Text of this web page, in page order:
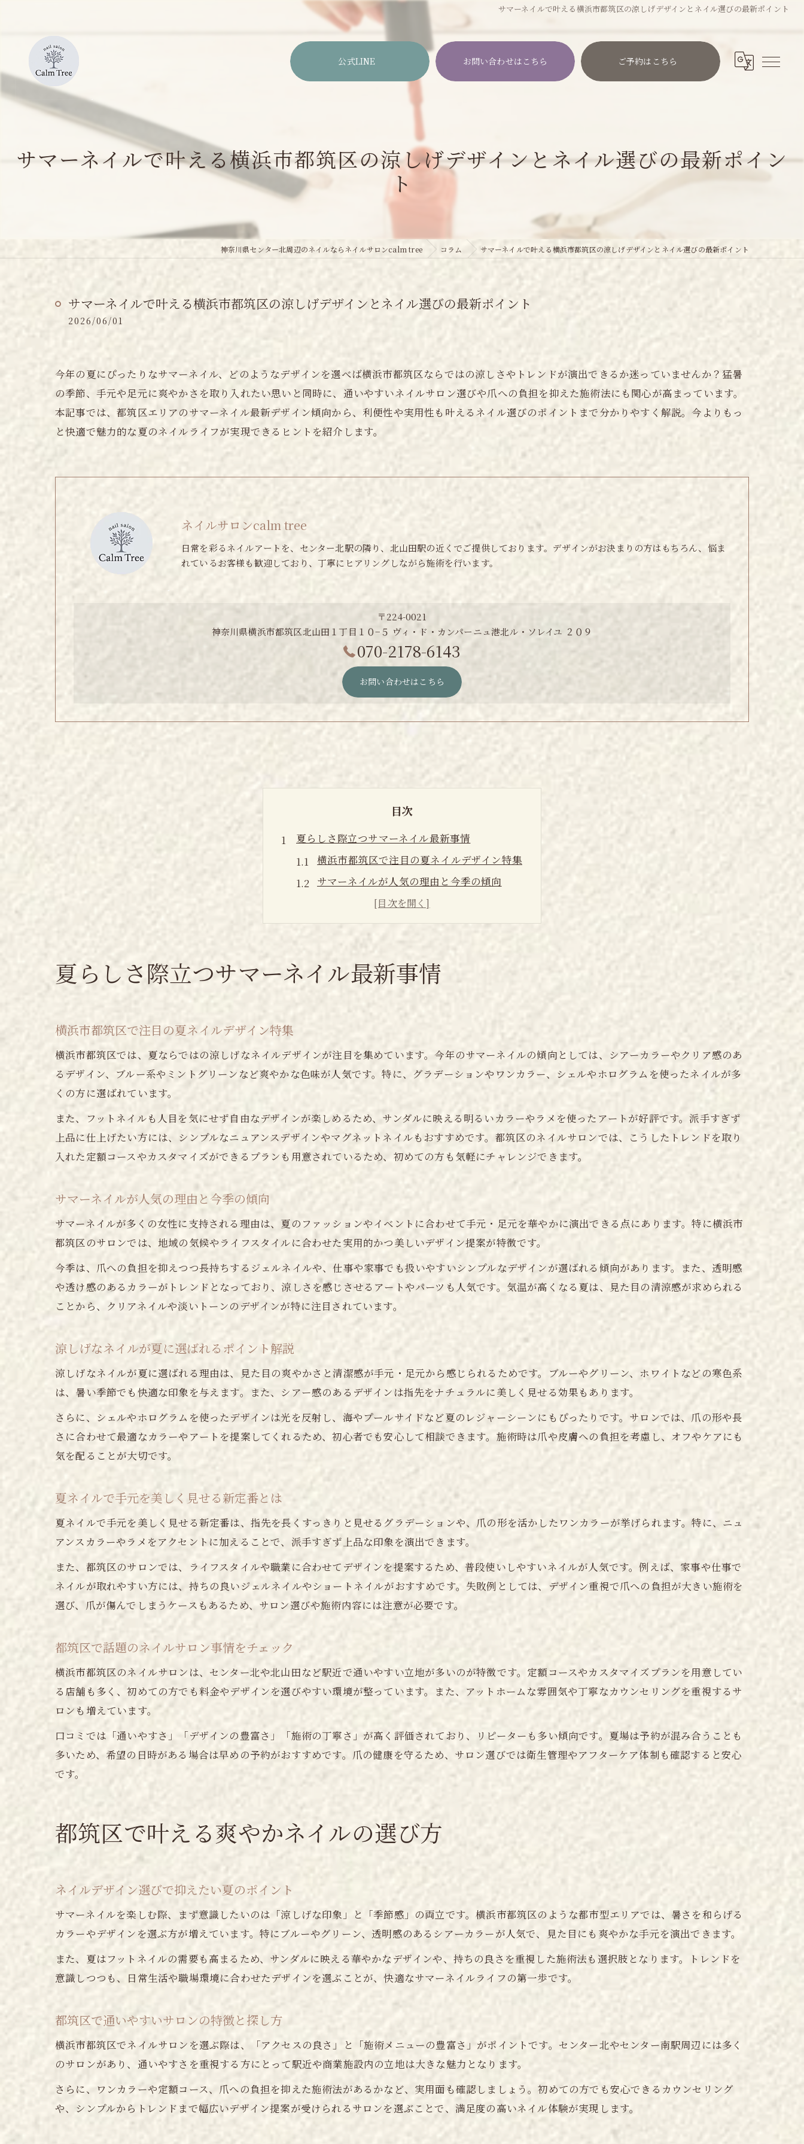
サマーネイルで叶える横浜市都筑区の涼しげデザインとネイル選びの最新ポイント
公式LINE お問い合わせはこちら ご予約はこちら
サマーネイルで叶える横浜市都筑区の涼しげデザインとネイル選びの最新ポイン
ト
神奈川県センター北周辺のネイルならネイルサロンcalm tree コラム サマーネイルで叶える横浜市都筑区の涼しげデザインとネイル選びの最新ポイント
サマーネイルで叶える横浜市都筑区の涼しげデザインとネイル選びの最新ポイント
2026/06/01
今年の夏にぴったりなサマーネイル、どのようなデザインを選べば横浜市都筑区ならではの涼しさやトレンドが演出できるか迷っていませんか？猛暑
の季節、手元や足元に爽やかさを取り入れたい思いと同時に、通いやすいネイルサロン選びや爪への負担を抑えた施術法にも関心が高まっています。
本記事では、都筑区エリアのサマーネイル最新デザイン傾向から、利便性や実用性も叶えるネイル選びのポイントまで分かりやすく解説。今よりもっ
と快適で魅力的な夏のネイルライフが実現できるヒントを紹介します。
ネイルサロンcalm tree
日常を彩るネイルアートを、センター北駅の隣り、北山田駅の近くでご提供しております。デザインがお決まりの方はもちろん、悩ま
れているお客様も歓迎しており、丁寧にヒアリングしながら施術を行います。
〒224-0021
神奈川県横浜市都筑区北山田１丁目１０−５ ヴィ・ド・カンパーニュ港北ル・ソレイユ ２０９
070-2178-6143
お問い合わせはこちら
目次
夏らしさ際立つサマーネイル最新事情
横浜市都筑区で注目の夏ネイルデザイン特集
サマーネイルが人気の理由と今季の傾向
涼しげなネイルが夏に選ばれるポイント解説
夏ネイルで手元を美しく見せる新定番とは
都筑区で話題のネイルサロン事情をチェック
都筑区で叶える爽やかネイルの選び方
ネイルデザイン選びで抑えたい夏のポイント
都筑区で通いやすいサロンの特徴と探し方
爽やかさ重視のネイルカラーの選び方ガイド
オフィスでも映える夏ネイルの工夫とコツ
季節感と実用性を両立するネイル選びの秘訣
透明感あるネイルで夏の涼しさを演出する法
さりげないアートで手元を爽やかに仕上げる
フットネイルにも取り入れたい涼感ポイント
ワンカラーで叶える大人の夏ネイル提案
トレンドを押さえた夏ネイルの魅力とは
今年注目の夏ネイルデザインを徹底解説
流行ネイルの取り入れ方と選び方のコツ
ネイルで個性を演出する夏の新テクニック
サロンで人気の夏トレンドネイル特徴
ネイルのトレンド色を活かすデザイン例
爪に負担をかけない夏ネイル施術の特徴
パラジェルやフィルインのメリット紹介
長持ちするネイルデザイン選びのポイント
健康的な爪を守る夏向け施術とは
安全性重視のネイルサロンの選び方の秘訣
自分らしいサマーネイルが見つかる方法
ライフスタイル別おすすめネイル選び解説
予約しやすいサロンで理想のネイルを実現
口コミを活かしたネイルサロン選びのコツ
都筑区で見つかる自分好みの夏ネイル提案
夏らしさ際立つサマーネイル最新事情
横浜市都筑区で注目の夏ネイルデザイン特集
横浜市都筑区では、夏ならではの涼しげなネイルデザインが注目を集めています。今年のサマーネイルの傾向としては、シアーカラーやクリア感のあ
るデザイン、ブルー系やミントグリーンなど爽やかな色味が人気です。特に、グラデーションやワンカラー、シェルやホログラムを使ったネイルが多
くの方に選ばれています。
また、フットネイルも人目を気にせず自由なデザインが楽しめるため、サンダルに映える明るいカラーやラメを使ったアートが好評です。派手すぎず
上品に仕上げたい方には、シンプルなニュアンスデザインやマグネットネイルもおすすめです。都筑区のネイルサロンでは、こうしたトレンドを取り
入れた定額コースやカスタマイズができるプランも用意されているため、初めての方も気軽にチャレンジできます。
サマーネイルが人気の理由と今季の傾向
サマーネイルが多くの女性に支持される理由は、夏のファッションやイベントに合わせて手元・足元を華やかに演出できる点にあります。特に横浜市
都筑区のサロンでは、地域の気候やライフスタイルに合わせた実用的かつ美しいデザイン提案が特徴です。
今季は、爪への負担を抑えつつ長持ちするジェルネイルや、仕事や家事でも扱いやすいシンプルなデザインが選ばれる傾向があります。また、透明感
や透け感のあるカラーがトレンドとなっており、涼しさを感じさせるアートやパーツも人気です。気温が高くなる夏は、見た目の清涼感が求められる
ことから、クリアネイルや淡いトーンのデザインが特に注目されています。
涼しげなネイルが夏に選ばれるポイント解説
涼しげなネイルが夏に選ばれる理由は、見た目の爽やかさと清潔感が手元・足元から感じられるためです。ブルーやグリーン、ホワイトなどの寒色系
は、暑い季節でも快適な印象を与えます。また、シアー感のあるデザインは指先をナチュラルに美しく見せる効果もあります。
さらに、シェルやホログラムを使ったデザインは光を反射し、海やプールサイドなど夏のレジャーシーンにもぴったりです。サロンでは、爪の形や長
さに合わせて最適なカラーやアートを提案してくれるため、初心者でも安心して相談できます。施術時は爪や皮膚への負担を考慮し、オフやケアにも
気を配ることが大切です。
夏ネイルで手元を美しく見せる新定番とは
夏ネイルで手元を美しく見せる新定番は、指先を長くすっきりと見せるグラデーションや、爪の形を活かしたワンカラーが挙げられます。特に、ニュ
アンスカラーやラメをアクセントに加えることで、派手すぎず上品な印象を演出できます。
また、都筑区のサロンでは、ライフスタイルや職業に合わせてデザインを提案するため、普段使いしやすいネイルが人気です。例えば、家事や仕事で
ネイルが取れやすい方には、持ちの良いジェルネイルやショートネイルがおすすめです。失敗例としては、デザイン重視で爪への負担が大きい施術を
選び、爪が傷んでしまうケースもあるため、サロン選びや施術内容には注意が必要です。
都筑区で話題のネイルサロン事情をチェック
横浜市都筑区のネイルサロンは、センター北や北山田など駅近で通いやすい立地が多いのが特徴です。定額コースやカスタマイズプランを用意してい
る店舗も多く、初めての方でも料金やデザインを選びやすい環境が整っています。また、アットホームな雰囲気や丁寧なカウンセリングを重視するサ
ロンも増えています。
口コミでは「通いやすさ」「デザインの豊富さ」「施術の丁寧さ」が高く評価されており、リピーターも多い傾向です。夏場は予約が混み合うことも
多いため、希望の日時がある場合は早めの予約がおすすめです。爪の健康を守るため、サロン選びでは衛生管理やアフターケア体制も確認すると安心
です。
都筑区で叶える爽やかネイルの選び方
ネイルデザイン選びで抑えたい夏のポイント
サマーネイルを楽しむ際、まず意識したいのは「涼しげな印象」と「季節感」の両立です。横浜市都筑区のような都市型エリアでは、暑さを和らげる
カラーやデザインを選ぶ方が増えています。特にブルーやグリーン、透明感のあるシアーカラーが人気で、見た目にも爽やかな手元を演出できます。
また、夏はフットネイルの需要も高まるため、サンダルに映える華やかなデザインや、持ちの良さを重視した施術法も選択肢となります。トレンドを
意識しつつも、日常生活や職場環境に合わせたデザインを選ぶことが、快適なサマーネイルライフの第一歩です。
都筑区で通いやすいサロンの特徴と探し方
横浜市都筑区でネイルサロンを選ぶ際は、「アクセスの良さ」と「施術メニューの豊富さ」がポイントです。センター北やセンター南駅周辺には多く
のサロンがあり、通いやすさを重視する方にとって駅近や商業施設内の立地は大きな魅力となります。
さらに、ワンカラーや定額コース、爪への負担を抑えた施術法があるかなど、実用面も確認しましょう。初めての方でも安心できるカウンセリング
や、シンプルからトレンドまで幅広いデザイン提案が受けられるサロンを選ぶことで、満足度の高いネイル体験が実現します。